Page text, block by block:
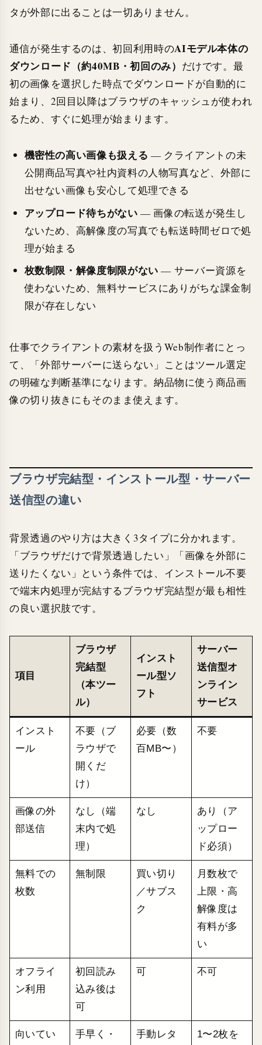
タが外部に出ることは一切ありません。
通信が発生するのは、初回利用時のAIモデル本体の
ダウンロード（約40MB・初回のみ） だけです。最
初の画像を選択した時点でダウンロードが自動的に
始まり、2回目以降はブラウザのキャッシュが使われ
るため、すぐに処理が始まります。
機密性の高い画像も扱える — クライアントの未
公開商品写真や社内資料の人物写真など、外部に
出せない画像も安心して処理できる
アップロード待ちがない — 画像の転送が発生し
ないため、高解像度の写真でも転送時間ゼロで処
理が始まる
枚数制限・解像度制限がない — サーバー資源を
使わないため、無料サービスにありがちな課金制
限が存在しない
仕事でクライアントの素材を扱うWeb制作者にとっ
て、「外部サーバーに送らない」ことはツール選定
の明確な判断基準になります。納品物に使う商品画
像の切り抜きにもそのまま使えます。
ブラウザ完結型・インストール型・サーバー
送信型の違い
背景透過のやり方は大きく3タイプに分かれます。
「ブラウザだけで背景透過したい」「画像を外部に
送りたくない」という条件では、インストール不要
で端末内処理が完結するブラウザ完結型が最も相性
の良い選択肢です。
項目
ブラウザ
完結型
（本ツー
ル）
インスト
ール型ソ
フト
サーバー
送信型オ
ンライン
サービス
インスト
ール
不要（ブ
ラウザで
開くだ
け）
必要（数
百MB〜）
不要
画像の外
部送信
なし（端
末内で処
理）
なし
あり（ア
ップロー
ド必須）
無料での
枚数
無制限
買い切り
／サブス
ク
月数枚で
上限・高
解像度は
有料が多
い
オフライ
ン利用
初回読み
込み後は
可
可 不可
向いてい
手早く・
手動レタ
1〜2枚を